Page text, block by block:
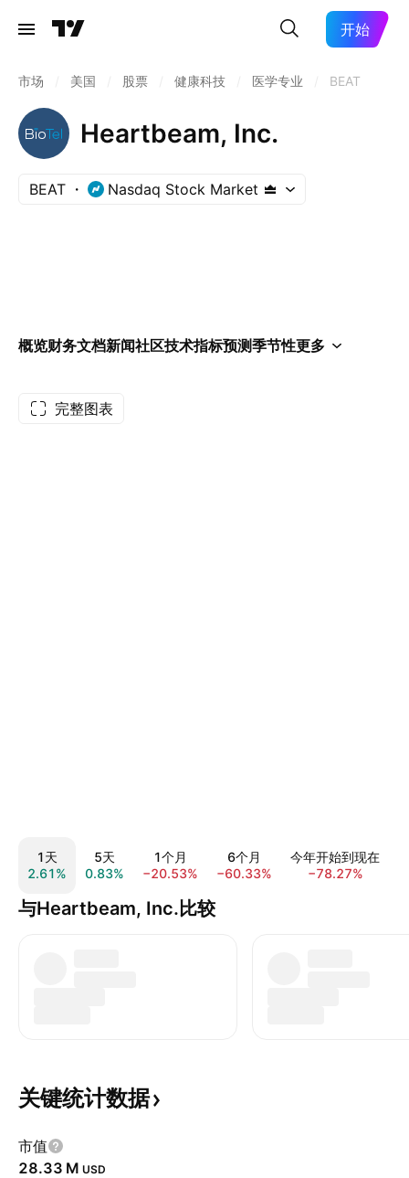
开始
市场 美国 股票 健康科技 医学专业 BEAT
Heartbeam, Inc.
BEAT Nasdaq Stock Market
概览财务文档新闻社区技术指标预测季节性更多
完整图表
1天
2.61%
5天
0.83%
1个月
−20.53%
6个月
−60.33%
今年开始到现在
−78.27%
与Heartbeam, Inc.比较
关键统计数据
市值
‪28.33 M‬ USD